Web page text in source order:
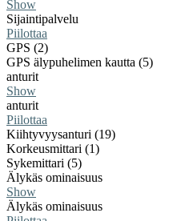
Show
Sijaintipalvelu
Piilottaa
GPS (2)
GPS älypuhelimen kautta (5)
anturit
Show
anturit
Piilottaa
Kiihtyvyysanturi (19)
Korkeusmittari (1)
Sykemittari (5)
Älykäs ominaisuus
Show
Älykäs ominaisuus